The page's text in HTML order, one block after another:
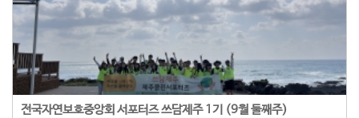
전국자연보호중앙회 서포터즈 쓰담제주 1기 (9월 둘째주)